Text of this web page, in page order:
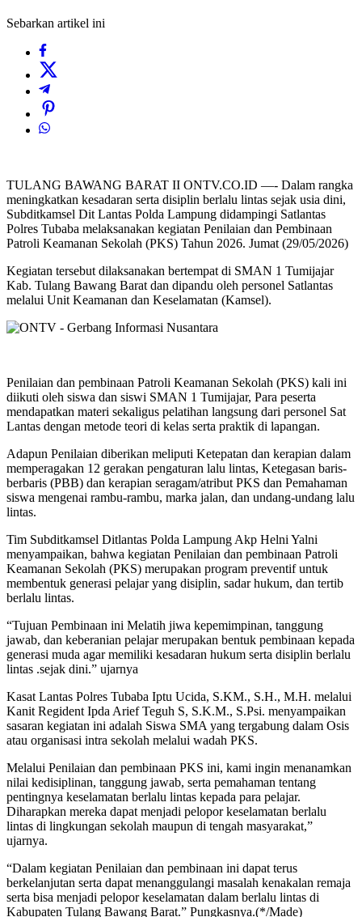
Sebarkan artikel ini
TULANG BAWANG BARAT II ONTV.CO.ID —- Dalam rangka
meningkatkan kesadaran serta disiplin berlalu lintas sejak usia dini,
Subditkamsel Dit Lantas Polda Lampung didampingi Satlantas
Polres Tubaba melaksanakan kegiatan Penilaian dan Pembinaan
Patroli Keamanan Sekolah (PKS) Tahun 2026. Jumat (29/05/2026)
Kegiatan tersebut dilaksanakan bertempat di SMAN 1 Tumijajar
Kab. Tulang Bawang Barat dan dipandu oleh personel Satlantas
melalui Unit Keamanan dan Keselamatan (Kamsel).
Penilaian dan pembinaan Patroli Keamanan Sekolah (PKS) kali ini
diikuti oleh siswa dan siswi SMAN 1 Tumijajar, Para peserta
mendapatkan materi sekaligus pelatihan langsung dari personel Sat
Lantas dengan metode teori di kelas serta praktik di lapangan.
Adapun Penilaian diberikan meliputi Ketepatan dan kerapian dalam
memperagakan 12 gerakan pengaturan lalu lintas, Ketegasan baris-
berbaris (PBB) dan kerapian seragam/atribut PKS dan Pemahaman
siswa mengenai rambu-rambu, marka jalan, dan undang-undang lalu
lintas.
Tim Subditkamsel Ditlantas Polda Lampung Akp Helni Yalni
menyampaikan, bahwa kegiatan Penilaian dan pembinaan Patroli
Keamanan Sekolah (PKS) merupakan program preventif untuk
membentuk generasi pelajar yang disiplin, sadar hukum, dan tertib
berlalu lintas.
“Tujuan Pembinaan ini Melatih jiwa kepemimpinan, tanggung
jawab, dan keberanian pelajar merupakan bentuk pembinaan kepada
generasi muda agar memiliki kesadaran hukum serta disiplin berlalu
lintas .sejak dini.” ujarnya
Kasat Lantas Polres Tubaba Iptu Ucida, S.KM., S.H., M.H. melalui
Kanit Regident Ipda Arief Teguh S, S.K.M., S.Psi. menyampaikan
sasaran kegiatan ini adalah Siswa SMA yang tergabung dalam Osis
atau organisasi intra sekolah melalui wadah PKS.
Melalui Penilaian dan pembinaan PKS ini, kami ingin menanamkan
nilai kedisiplinan, tanggung jawab, serta pemahaman tentang
pentingnya keselamatan berlalu lintas kepada para pelajar.
Diharapkan mereka dapat menjadi pelopor keselamatan berlalu
lintas di lingkungan sekolah maupun di tengah masyarakat,”
ujarnya.
“Dalam kegiatan Penilaian dan pembinaan ini dapat terus
berkelanjutan serta dapat menanggulangi masalah kenakalan remaja
serta bisa menjadi pelopor keselamatan dalam berlalu lintas di
Kabupaten Tulang Bawang Barat.” Pungkasnya.(*/Made)